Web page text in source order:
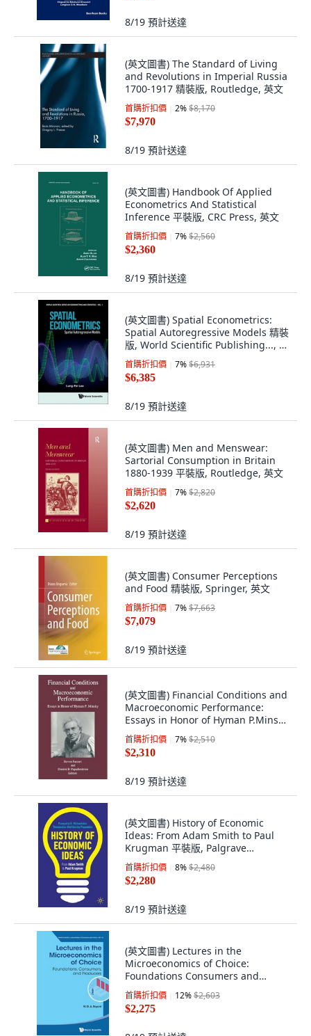
8/19 預計送達
(英文圖書) The Standard of Living
and Revolutions in Imperial Russia
1700-1917 精裝版, Routledge, 英文
首購折扣價 2%$8,170
$7,970
8/19 預計送達
(英文圖書) Handbook Of Applied
Econometrics And Statistical
Inference 平裝版, CRC Press, 英文
首購折扣價 7%$2,560
$2,360
8/19 預計送達
(英文圖書) Spatial Econometrics:
Spatial Autoregressive Models 精裝
版, World Scientific Publishing..., 英
文
首購折扣價 7%$6,931
$6,385
8/19 預計送達
(英文圖書) Men and Menswear:
Sartorial Consumption in Britain
1880-1939 平裝版, Routledge, 英文
首購折扣價 7%$2,820
$2,620
8/19 預計送達
(英文圖書) Consumer Perceptions
and Food 精裝版, Springer, 英文
首購折扣價 7%$7,663
$7,079
8/19 預計送達
(英文圖書) Financial Conditions and
Macroeconomic Performance:
Essays in Honor of Hyman P.Minsky
平裝版, Routledge, 英文
首購折扣價 7%$2,510
$2,310
8/19 預計送達
(英文圖書) History of Economic
Ideas: From Adam Smith to Paul
Krugman 平裝版, Palgrave
MacMillan, 英文
首購折扣價 8%$2,480
$2,280
8/19 預計送達
(英文圖書) Lectures in the
Microeconomics of Choice:
Foundations Consumers and
Producers 平裝版, World Scientific
Publishing..., 英文
首購折扣價 12%$2,603
$2,275